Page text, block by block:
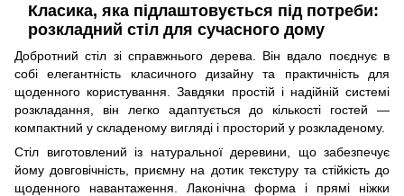
Класика, яка підлаштовується під потреби:
розкладний стіл для сучасного дому
Добротний стіл зі справжнього дерева. Він вдало поєднує в
собі елегантність класичного дизайну та практичність для
щоденного користування. Завдяки простій і надійній системі
розкладання, він легко адаптується до кількості гостей —
компактний у складеному вигляді і просторий у розкладеному.
Стіл виготовлений із натуральної деревини, що забезпечує
йому довговічність, приємну на дотик текстуру та стійкість до
щоденного навантаження. Лаконічна форма і прямі ніжки